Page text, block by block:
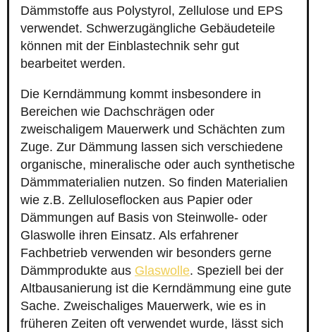
Dämmstoffe aus Polystyrol, Zellulose und EPS
verwendet. Schwerzugängliche Gebäudeteile
können mit der Einblastechnik sehr gut
bearbeitet werden.
Die Kerndämmung kommt insbesondere in
Bereichen wie Dachschrägen oder
zweischaligem Mauerwerk und Schächten zum
Zuge. Zur Dämmung lassen sich verschiedene
organische, mineralische oder auch synthetische
Dämmmaterialien nutzen. So finden Materialien
wie z.B. Zelluloseflocken aus Papier oder
Dämmungen auf Basis von Steinwolle- oder
Glaswolle ihren Einsatz. Als erfahrener
Fachbetrieb verwenden wir besonders gerne
Dämmprodukte aus Glaswolle. Speziell bei der
Altbausanierung ist die Kerndämmung eine gute
Sache. Zweischaliges Mauerwerk, wie es in
früheren Zeiten oft verwendet wurde, lässt sich